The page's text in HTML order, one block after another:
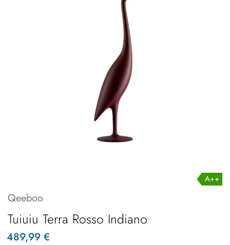
A++
Qeeboo
Tuiuiu Terra Rosso Indiano
489,99 €